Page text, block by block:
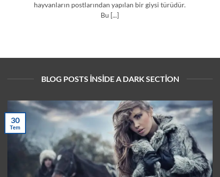
hayvanların postlarından yapılan bir giysi türüdür.
Bu [...]
BLOG POSTS INSIDE A DARK SECTION
30
Tem